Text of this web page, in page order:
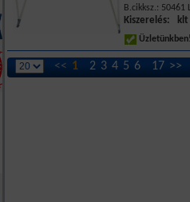
B.cikksz.: 50461
Kiszerelés: klt
<< 1 2 3 4 5 6 17 >>